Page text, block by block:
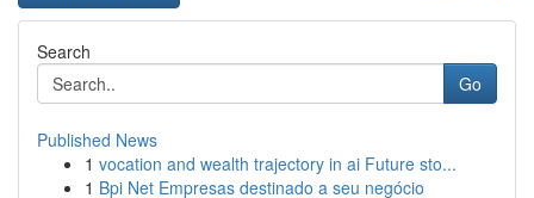
Search
Go
Published News
1 vocation and wealth trajectory in ai Future sto...
1 Bpi Net Empresas destinado a seu negócio